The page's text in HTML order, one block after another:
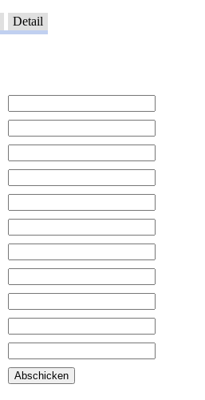
Detail